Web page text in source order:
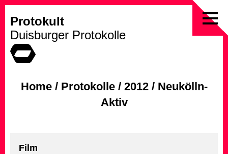
to
Protokult
Duisburger Protokolle
Home/ Protokolle/ 2012/ Neukölln-
Aktiv
Film